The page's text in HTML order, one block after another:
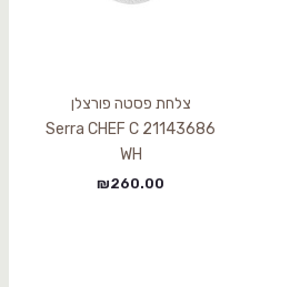
צלחת פסטה פורצלן
21143686 Serra CHEF C
WH
₪260.00